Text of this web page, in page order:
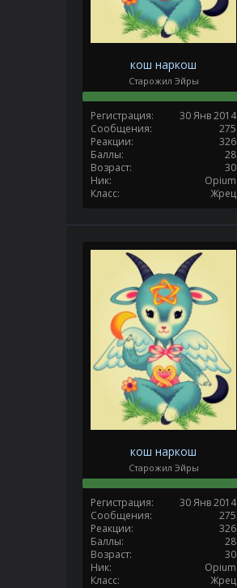
кош наркош
Старожил Эйры
Регистрация
30 Янв 2014
Сообщения
275
Реакции
326
Баллы
28
Возраст
30
Ник
Opium
Класс
Жрец
кош наркош
Старожил Эйры
Регистрация
30 Янв 2014
Сообщения
275
Реакции
326
Баллы
28
Возраст
30
Ник
Opium
Класс
Жрец